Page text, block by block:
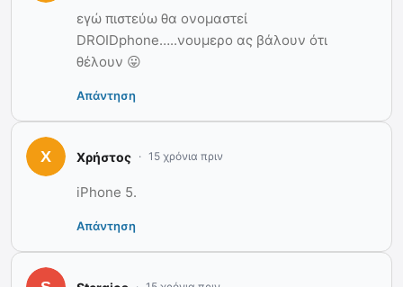
εγώ πιστεύω θα ονομαστεί
DROIDphone…..νουμερο ας βάλουν ότι
θέλουν 😛
Απάντηση
Χρήστος 15 χρόνια πριν
iPhone 5.
Απάντηση